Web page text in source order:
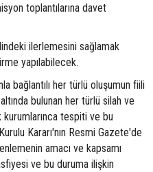
toplantılarına davet
ilerlemesini sağlamak
yapılabilecek.
bağlantılı her türlü oluşumun fiili
bulunan her türlü silah ve
tespiti ve bu
Kararı'nın Resmi Gazete'de
amacı ve kapsamı
ve bu duruma ilişkin